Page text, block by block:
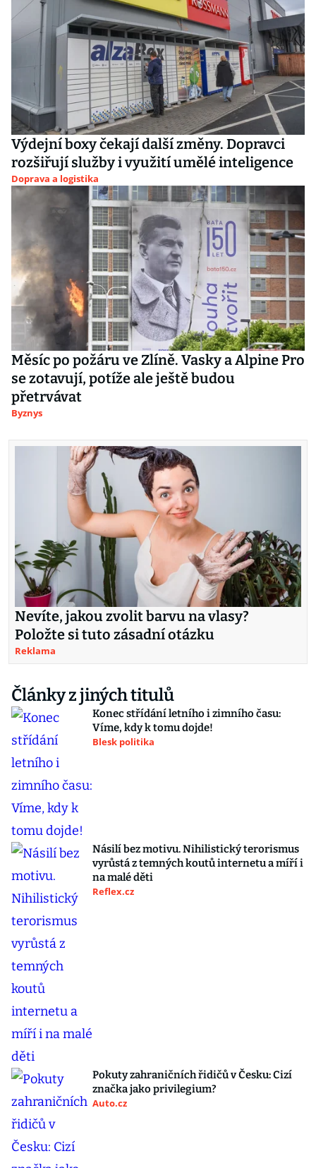
Výdejní boxy čekají další změny. Dopravci
rozšiřují služby i využití umělé inteligence
Doprava a logistika
Měsíc po požáru ve Zlíně. Vasky a Alpine Pro
se zotavují, potíže ale ještě budou
přetrvávat
Byznys
Nevíte, jakou zvolit barvu na vlasy?
Položte si tuto zásadní otázku
Reklama
Články z jiných titulů
Konec střídání letního i zimního času:
Víme, kdy k tomu dojde!
Blesk politika
Násilí bez motivu. Nihilistický terorismus
vyrůstá z temných koutů internetu a míří i
na malé děti
Reflex.cz
Pokuty zahraničních řidičů v Česku: Cizí
značka jako privilegium?
Auto.cz